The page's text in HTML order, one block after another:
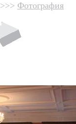
>>> Фотография